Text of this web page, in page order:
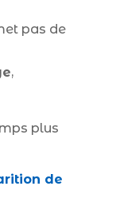
pas de
,
plus
de